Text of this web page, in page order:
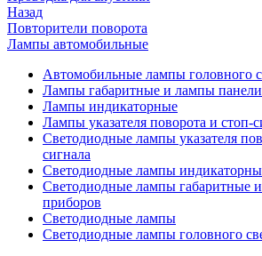
Назад
Повторители поворота
Лампы автомобильные
Автомобильные лампы головного
Лампы габаритные и лампы
Лампы индикаторные
Лампы указателя поворота и стоп-
Светодиодные лампы указателя
сигнала
Светодиодные лампы
Светодиодные лампы габаритные
приборов
Светодиодные лампы
Светодиодные лампы головного